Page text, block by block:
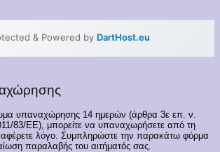
& Powered by DartHost.eu
υπαναχώρησης 14 ημερών (άρθρα 3ε επ. ν.
83/ΕΕ), μπορείτε να υπαναχωρήσετε από τη
λόγο. Συμπληρώστε την παρακάτω φόρμα
παραλαβής του αιτήματός σας.